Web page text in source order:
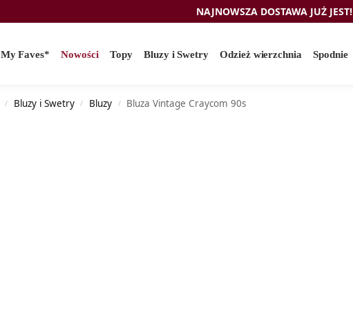
NAJNOWSZA DOSTAWA JUŻ JEST!
My Faves* Nowości Topy Bluzy i Swetry Odzież wierzchnia Spodnie
/ Bluzy i Swetry / Bluzy / Bluza Vintage Craycom 90s